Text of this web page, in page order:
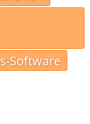
Software